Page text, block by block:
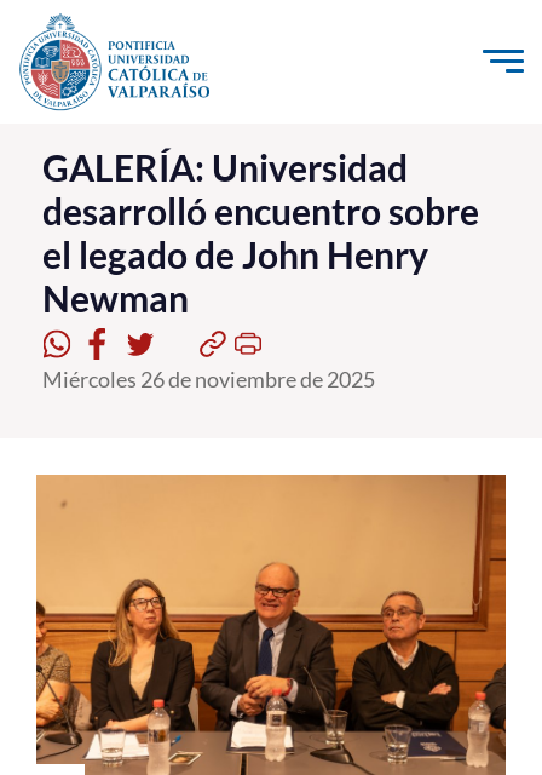
Click acá para ir directamente al contenido
La Universidad
Investigación, Creación e Innovación
PUCV Internacional
Vinculación con el Medio
Admisión
Postgrado
Estudiantes
Académicos
Funcionarios
Alumni
GALERÍA: Universidad
desarrolló encuentro sobre
el legado de John Henry
Newman
Miércoles 26 de noviembre de 2025